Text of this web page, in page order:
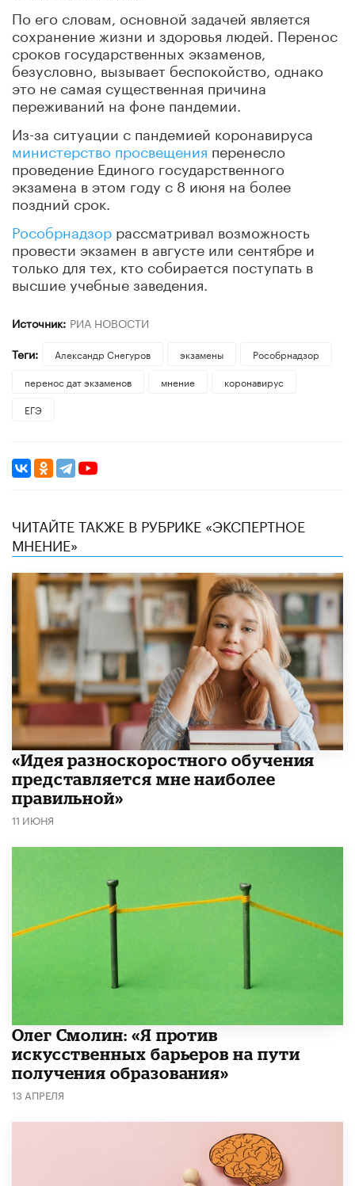
По его словам, основной задачей является
сохранение жизни и здоровья людей. Перенос
сроков государственных экзаменов,
безусловно, вызывает беспокойство, однако
это не самая существенная причина
переживаний на фоне пандемии.
Из-за ситуации с пандемией коронавируса
министерство просвещения перенесло
проведение Единого государственного
экзамена в этом году с 8 июня на более
поздний срок.
Рособрнадзор рассматривал возможность
провести экзамен в августе или сентябре и
только для тех, кто собирается поступать в
высшие учебные заведения.
Источник: РИА НОВОСТИ
Теги:
Александр Снегуров экзамены
Рособрнадзор
перенос дат экзаменов
мнение
коронавирус
ЕГЭ
ЧИТАЙТЕ ТАКЖЕ В РУБРИКЕ «ЭКСПЕРТНОЕ
МНЕНИЕ»
«Идея разноскоростного обучения
представляется мне наиболее
правильной»
11 ИЮНЯ
Олег Смолин: «Я против
искусственных барьеров на пути
получения образования»
13 АПРЕЛЯ